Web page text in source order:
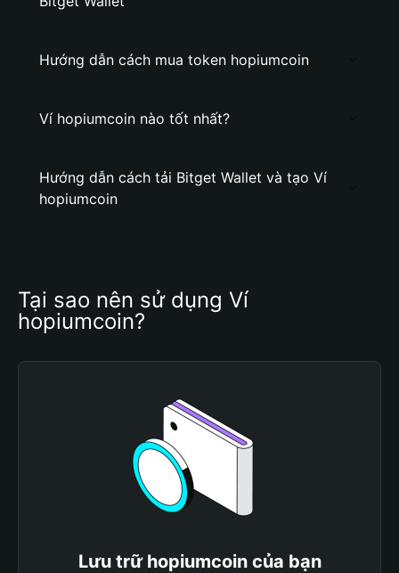
Hướng dẫn cách mua token hopiumcoin
Ví hopiumcoin nào tốt nhất?
Hướng dẫn cách tải Bitget Wallet và tạo Ví
hopiumcoin
Tại sao nên sử dụng Ví
hopiumcoin?
Lưu trữ hopiumcoin của bạn